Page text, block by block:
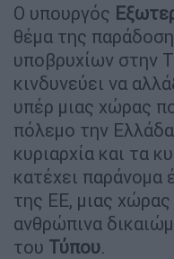
Ο υπουργός
θέμα της
υποβρυχίων στην
κινδυνεύει να
υπέρ μιας χώρας
πόλεμο την
κυριαρχία και τα
κατέχει
της ΕΕ, μιας
ανθρώπινα
του Τύπου.